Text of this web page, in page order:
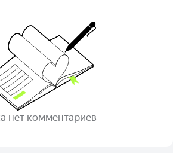
нет комментариев